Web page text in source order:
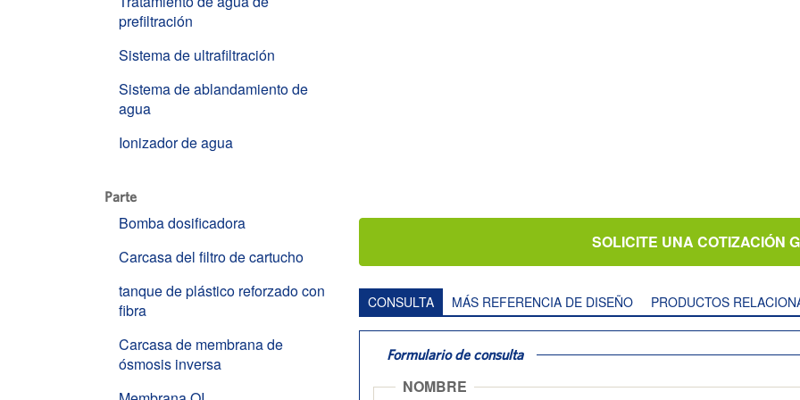
prefiltración
Sistema de ultrafiltración
Sistema de ablandamiento de
agua
Ionizador de agua
Parte
Bomba dosificadora
Carcasa del filtro de cartucho
tanque de plástico reforzado con
fibra
Carcasa de membrana de
ósmosis inversa
SOLICITE UNA COTIZACIÓN
CONSULTA MÁS REFERENCIA DE DISEÑO PRODUCTOS
Formulario de consulta
NOMBRE